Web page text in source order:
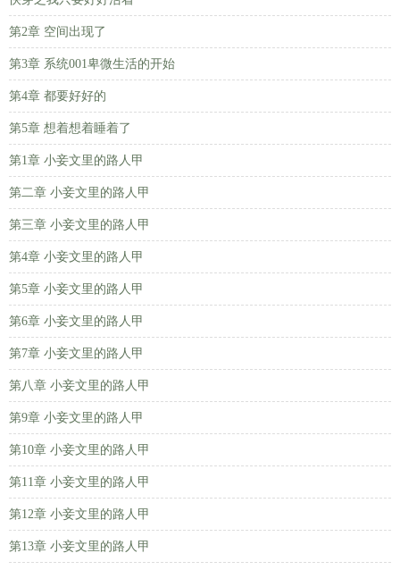
第2章 空间出现了
第3章 系统001卑微生活的开始
第4章 都要好好的
第5章 想着想着睡着了
第1章 小妾文里的路人甲
第二章 小妾文里的路人甲
第三章 小妾文里的路人甲
第4章 小妾文里的路人甲
第5章 小妾文里的路人甲
第6章 小妾文里的路人甲
第7章 小妾文里的路人甲
第八章 小妾文里的路人甲
第9章 小妾文里的路人甲
第10章 小妾文里的路人甲
第11章 小妾文里的路人甲
第12章 小妾文里的路人甲
第13章 小妾文里的路人甲